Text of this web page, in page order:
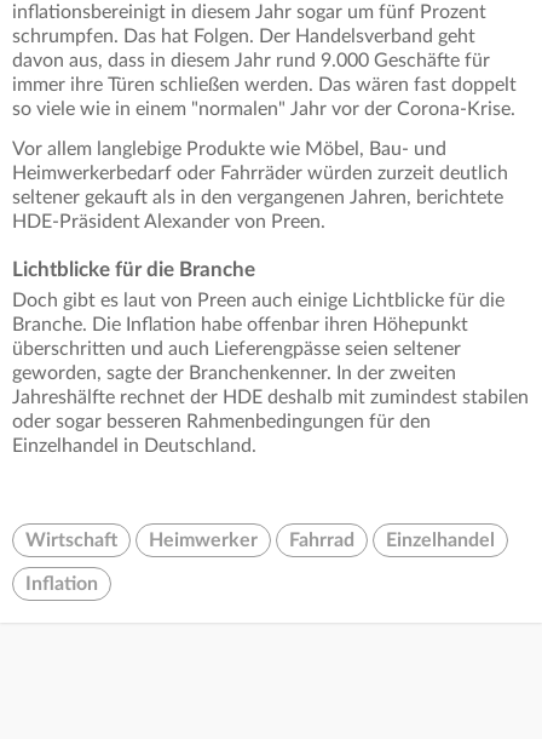
inflationsbereinigt in diesem Jahr sogar um fünf Prozent
schrumpfen. Das hat Folgen. Der Handelsverband geht
davon aus, dass in diesem Jahr rund 9.000 Geschäfte für
immer ihre Türen schließen werden. Das wären fast doppelt
so viele wie in einem "normalen" Jahr vor der Corona-Krise.
Vor allem langlebige Produkte wie Möbel, Bau- und
Heimwerkerbedarf oder Fahrräder würden zurzeit deutlich
seltener gekauft als in den vergangenen Jahren, berichtete
HDE-Präsident Alexander von Preen.
Lichtblicke für die Branche
Doch gibt es laut von Preen auch einige Lichtblicke für die
Branche. Die Inflation habe offenbar ihren Höhepunkt
überschritten und auch Lieferengpässe seien seltener
geworden, sagte der Branchenkenner. In der zweiten
Jahreshälfte rechnet der HDE deshalb mit zumindest stabilen
oder sogar besseren Rahmenbedingungen für den
Einzelhandel in Deutschland.
Wirtschaft Heimwerker Fahrrad Einzelhandel
Inflation